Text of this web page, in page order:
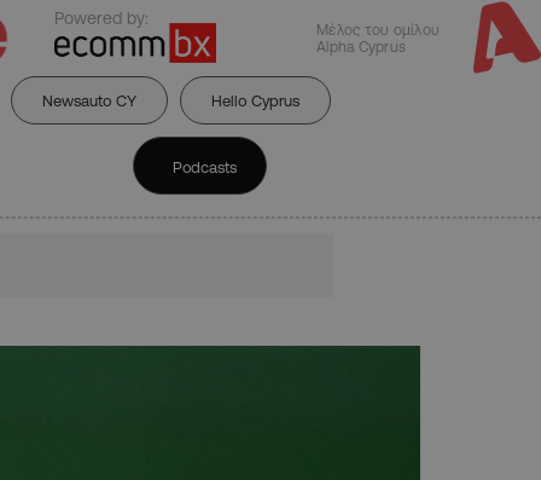
Powered by:
Μέλος του ομίλου
Alpha Cyprus
Newsauto CY Hello Cyprus
Podcasts